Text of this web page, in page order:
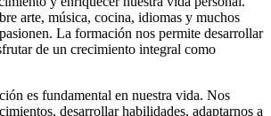
arte, música, cocina, idiomas y muchos
La formación nos permite desarrollar
de un crecimiento integral como
es fundamental en nuestra vida. Nos
desarrollar habilidades, adaptarnos a